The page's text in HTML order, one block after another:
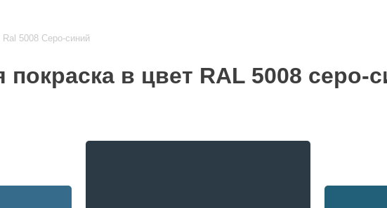
Ral 5008 Серо-синий
в цвет RAL 5008 серо-